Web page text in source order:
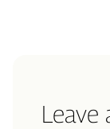
Leave